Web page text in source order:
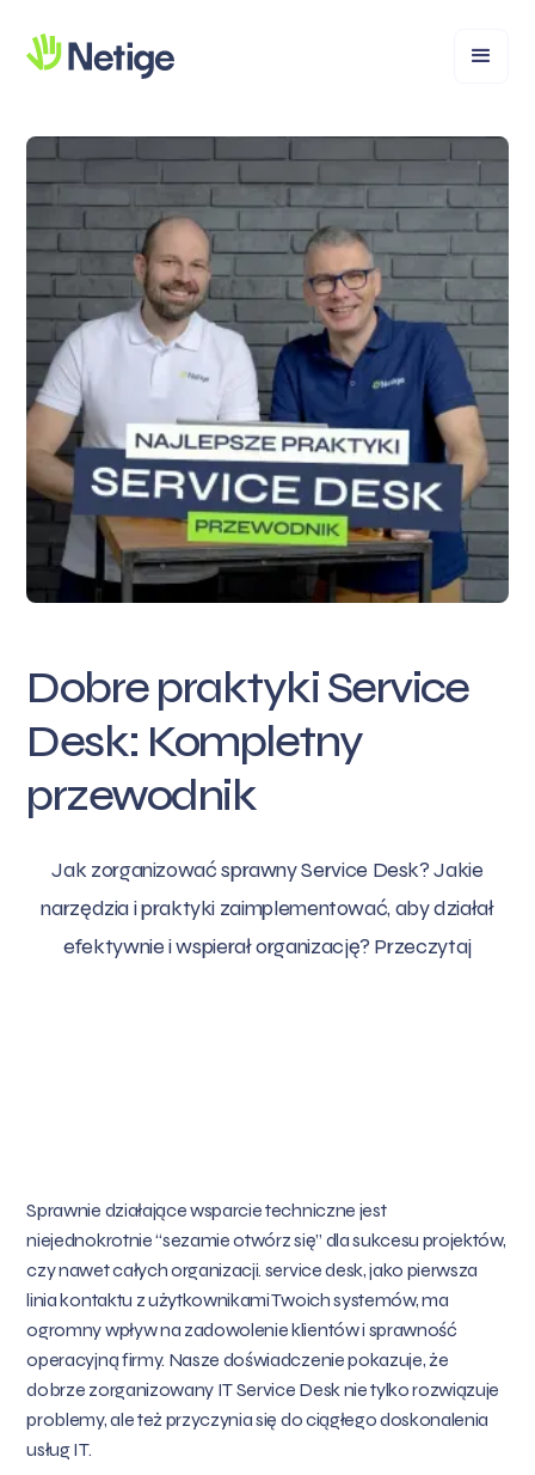
Dobre praktyki Service
Desk: Kompletny
przewodnik
Jak zorganizować sprawny Service Desk? Jakie
narzędzia i praktyki zaimplementować, aby działał
efektywnie i wspierał organizację? Przeczytaj
Sprawnie działające wsparcie techniczne jest
niejednokrotnie “sezamie otwórz się” dla sukcesu projektów,
czy nawet całych organizacji. service desk, jako pierwsza
linia kontaktu z użytkownikami Twoich systemów, ma
ogromny wpływ na zadowolenie klientów i sprawność
operacyjną firmy. Nasze doświadczenie pokazuje, że
dobrze zorganizowany IT Service Desk nie tylko rozwiązuje
problemy, ale też przyczynia się do ciągłego doskonalenia
usług IT.